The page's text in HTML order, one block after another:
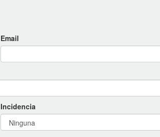
Email
Incidencia